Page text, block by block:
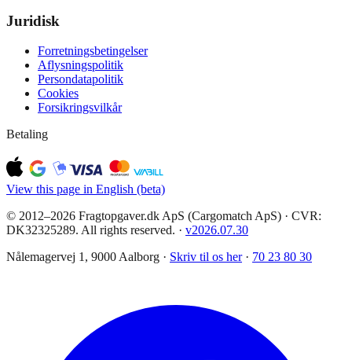
Juridisk
Forretningsbetingelser
Aflysningspolitik
Persondatapolitik
Cookies
Forsikringsvilkår
Betaling
View this page in English (beta)
© 2012–2026 Fragtopgaver.dk ApS (Cargomatch ApS) · CVR:
DK32325289. All rights reserved. · v2026.07.30
Nålemagervej 1, 9000 Aalborg · Skriv til os her · 70 23 80 30